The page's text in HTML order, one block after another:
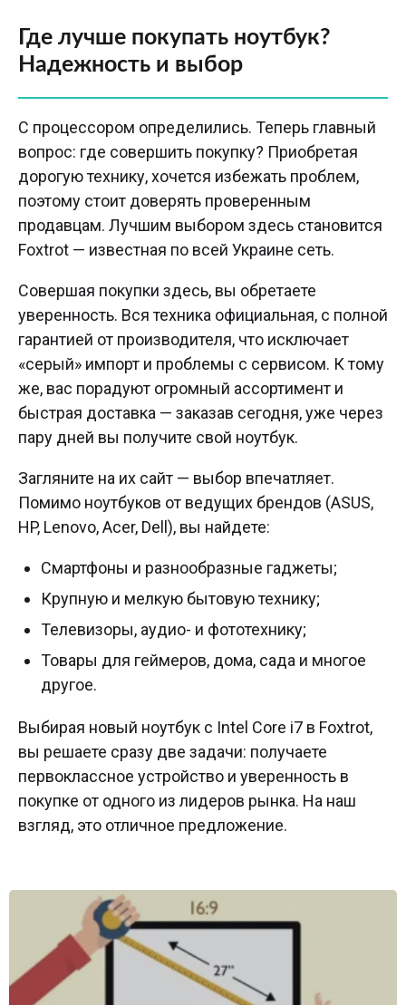
Где лучше покупать ноутбук?
Надежность и выбор
С процессором определились. Теперь главный
вопрос: где совершить покупку? Приобретая
дорогую технику, хочется избежать проблем,
поэтому стоит доверять проверенным
продавцам. Лучшим выбором здесь становится
Foxtrot — известная по всей Украине сеть.
Совершая покупки здесь, вы обретаете
уверенность. Вся техника официальная, с полной
гарантией от производителя, что исключает
«серый» импорт и проблемы с сервисом. К тому
же, вас порадуют огромный ассортимент и
быстрая доставка — заказав сегодня, уже через
пару дней вы получите свой ноутбук.
Загляните на их сайт — выбор впечатляет.
Помимо ноутбуков от ведущих брендов (ASUS,
HP, Lenovo, Acer, Dell), вы найдете:
Смартфоны и разнообразные гаджеты;
Крупную и мелкую бытовую технику;
Телевизоры, аудио- и фототехнику;
Товары для геймеров, дома, сада и многое
другое.
Выбирая новый ноутбук с Intel Core i7 в Foxtrot,
вы решаете сразу две задачи: получаете
первоклассное устройство и уверенность в
покупке от одного из лидеров рынка. На наш
взгляд, это отличное предложение.